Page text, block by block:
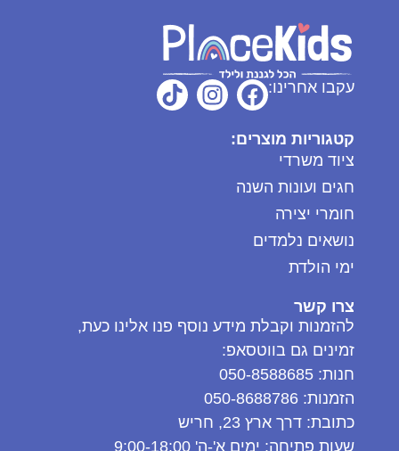
עקבו אחרינו:
קטגוריות מוצרים:
ציוד משרדי
חגים ועונות השנה
חומרי יצירה
נושאים נלמדים
ימי הולדת
צרו קשר
להזמנות וקבלת מידע נוסף פנו אלינו כעת,
זמינים גם בווטסאפ:
חנות: 050-8588685
הזמנות: 050-8688786
כתובת: דרך ארץ 23, חריש
שעות פתיחה: ימים א'-ה' 9:00-18:00